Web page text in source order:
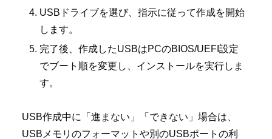
USBドライブを選び、指示に従って作成を開始
します。
完了後、作成したUSBはPCのBIOS/UEFI設定
でブート順を変更し、インストールを実行しま
す。
USB作成中に「進まない」「できない」場合は、
USBメモリのフォーマットや別のUSBポートの利